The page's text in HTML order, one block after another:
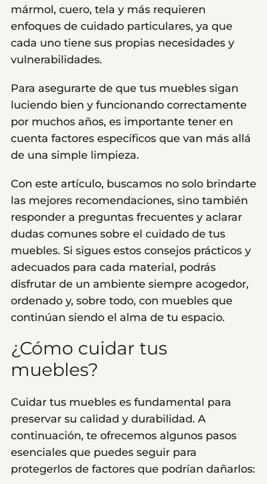
mármol, cuero, tela y más requieren
enfoques de cuidado particulares, ya que
cada uno tiene sus propias necesidades y
vulnerabilidades.
Para asegurarte de que tus muebles sigan
luciendo bien y funcionando correctamente
por muchos años, es importante tener en
cuenta factores específicos que van más allá
de una simple limpieza.
Con este artículo, buscamos no solo brindarte
las mejores recomendaciones, sino también
responder a preguntas frecuentes y aclarar
dudas comunes sobre el cuidado de tus
muebles. Si sigues estos consejos prácticos y
adecuados para cada material, podrás
disfrutar de un ambiente siempre acogedor,
ordenado y, sobre todo, con muebles que
continúan siendo el alma de tu espacio.
¿Cómo cuidar tus
muebles?
Cuidar tus muebles es fundamental para
preservar su calidad y durabilidad. A
continuación, te ofrecemos algunos pasos
esenciales que puedes seguir para
protegerlos de factores que podrían dañarlos: